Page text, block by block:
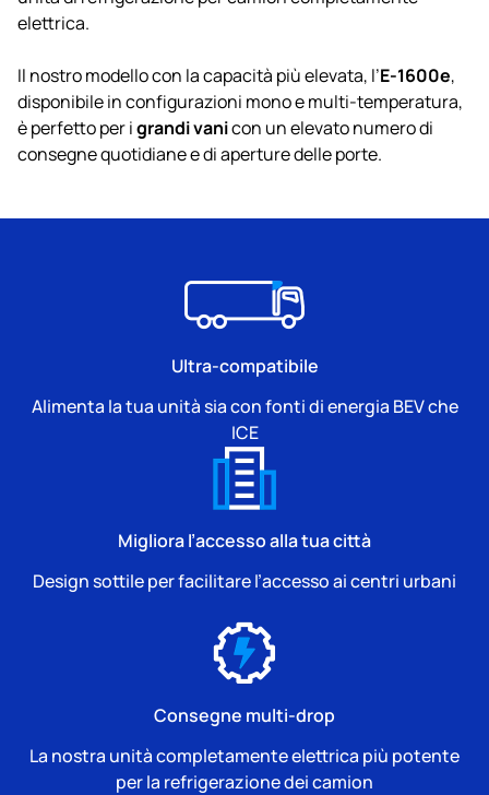
elettrica.
Il nostro modello con la capacità più elevata, l’E‑1600e,
disponibile in configurazioni mono e multi‑temperatura,
è perfetto per igrandi vanicon un elevato numero di
consegne quotidiane e di aperture delle porte.
Ultra‑compatibile
Alimenta la tua unità sia con fonti di energia BEV che
ICE
Migliora l’accesso alla tua città
Design sottile per facilitare l’accesso ai centri urbani
Consegne multi-drop
La nostra unità completamente elettrica più potente
per la refrigerazione dei camion